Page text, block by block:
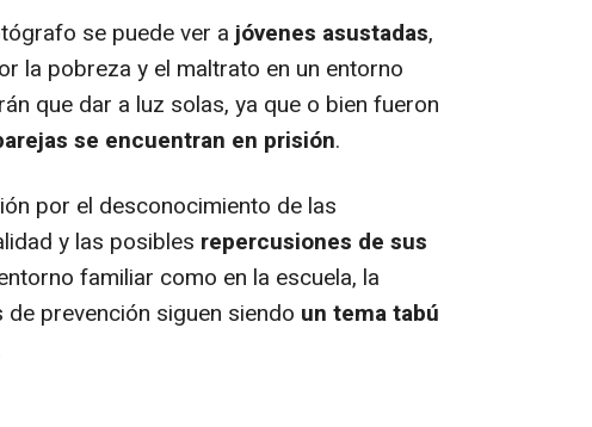
se puede ver ajóvenes asustadas,
la pobreza y el maltrato en un entorno
que dar a luz solas, ya que o bien fueron
se encuentran en prisión.
por el desconocimiento de las
y las posibles repercusiones de sus
familiar como en la escuela, la
prevención siguen siendo un tema tabú